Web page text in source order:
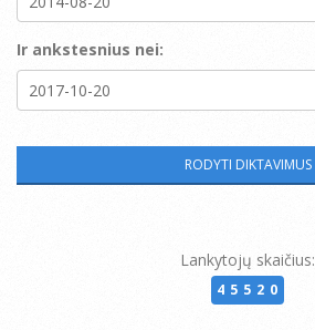
Ir ankstesnius nei:
Lankytojų skaičius:
45520